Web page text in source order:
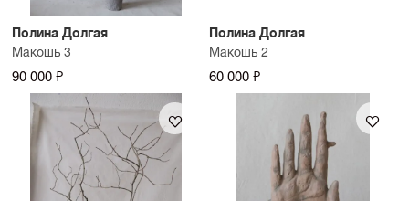
Полина Долгая
Макошь 3
90 000 ₽
Полина Долгая
Макошь 2
60 000 ₽